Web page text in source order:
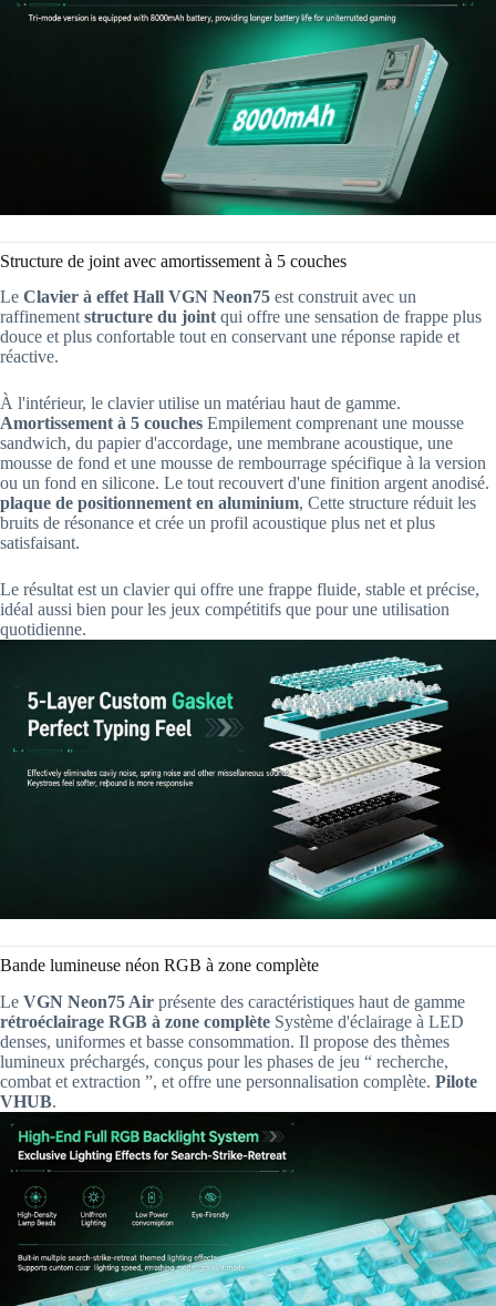
Structure de joint avec amortissement à 5 couches
Le Clavier à effet Hall VGN Neon75 est construit avec un
raffinementstructure du jointqui offre une sensation de frappe plus
douce et plus confortable tout en conservant une réponse rapide et
réactive.
À l'intérieur, le clavier utilise un matériau haut de gamme.
Amortissement à 5 couches Empilement comprenant une mousse
sandwich, du papier d'accordage, une membrane acoustique, une
mousse de fond et une mousse de rembourrage spécifique à la version
ou un fond en silicone. Le tout recouvert d'une finition argent anodisé.
plaque de positionnement en aluminium, Cette structure réduit les
bruits de résonance et crée un profil acoustique plus net et plus
satisfaisant.
Le résultat est un clavier qui offre une frappe fluide, stable et précise,
idéal aussi bien pour les jeux compétitifs que pour une utilisation
quotidienne.
Bande lumineuse néon RGB à zone complète
Le VGN Neon75 Air présente des caractéristiques haut de gamme
rétroéclairage RGB à zone complète Système d'éclairage à LED
denses, uniformes et basse consommation. Il propose des thèmes
lumineux préchargés, conçus pour les phases de jeu “ recherche,
combat et extraction ”, et offre une personnalisation complète. Pilote
VHUB.